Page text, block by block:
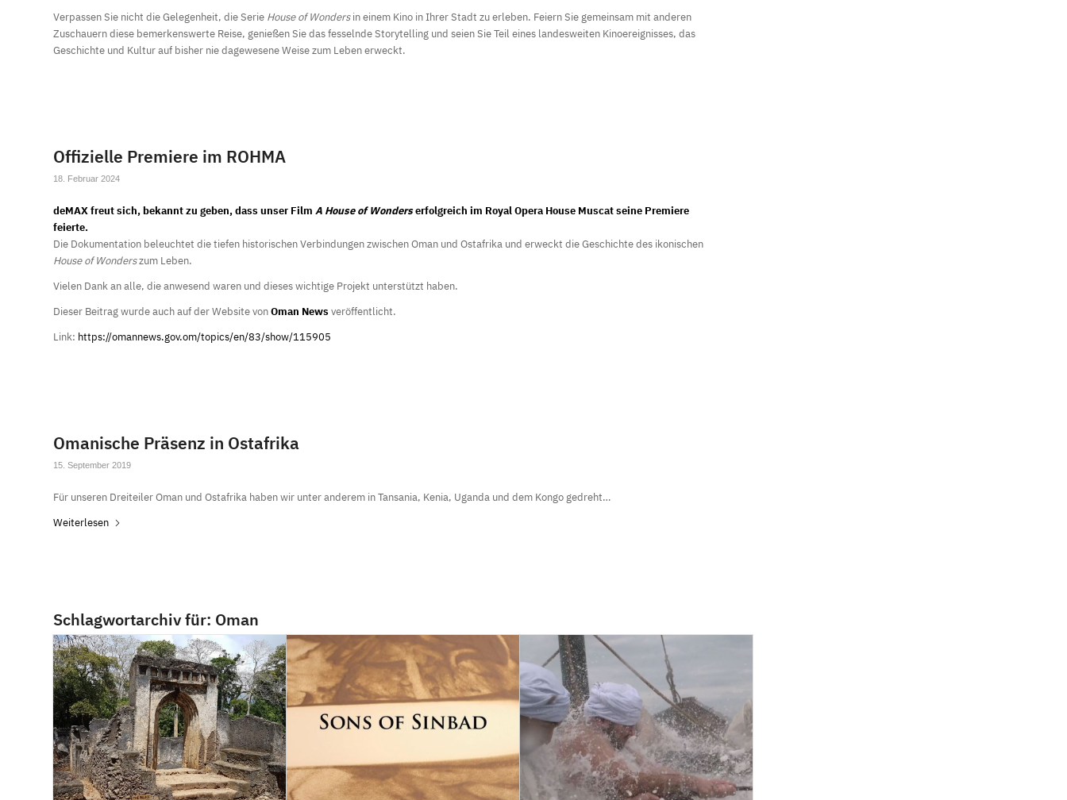
Verpassen Sie nicht die Gelegenheit, die Serie House of Wondersin einem Kino in Ihrer Stadt zu erleben. Feiern Sie gemeinsam mit anderen
Zuschauern diese bemerkenswerte Reise, genießen Sie das fesselnde Storytelling und seien Sie Teil eines landesweiten Kinoereignisses, das
Geschichte und Kultur auf bisher nie dagewesene Weise zum Leben erweckt.
Offizielle Premiere im ROHMA
18. Februar 2024
deMAX freut sich, bekannt zu geben, dass unser Film A House of Wonderserfolgreich im Royal Opera House Muscat seine Premiere
feierte.
Die Dokumentation beleuchtet die tiefen historischen Verbindungen zwischen Oman und Ostafrika und erweckt die Geschichte des ikonischen
House of Wonderszum Leben.
Vielen Dank an alle, die anwesend waren und dieses wichtige Projekt unterstützt haben.
Dieser Beitrag wurde auch auf der Website vonOman News veröffentlicht.
Link: https://omannews.gov.om/topics/en/83/show/115905
Omanische Präsenz in Ostafrika
15. September 2019
Für unseren Dreiteiler Oman und Ostafrika haben wir unter anderem in Tansania, Kenia, Uganda und dem Kongo gedreht…
Weiterlesen
Schlagwortarchiv für: Oman